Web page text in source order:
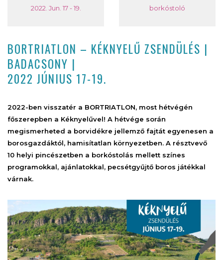
2022. Jun. 17 - 19. borkóstoló
BORTRIATLON – KÉKNYELŰ ZSENDÜLÉS |
BADACSONY |
2022 JÚNIUS 17-19.
2022-ben visszatér a BORTRIATLON, most hétvégén
főszerepben a Kéknyelűvel! A hétvége során
megismerheted a borvidékre jellemző fajtát egyenesen a
borosgazdáktól, hamisítatlan környezetben. A résztvevő
10 helyi pincészetben a borkóstolás mellett színes
programokkal, ajánlatokkal, pecsétgyűjtő boros játékkal
várnak.